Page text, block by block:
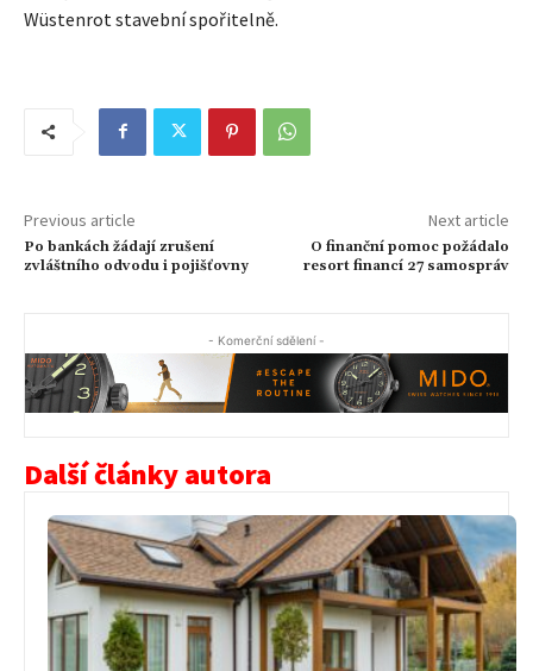
Wüstenrot stavební spořitelně.
Previous article
Po bankách žádají zrušení
zvláštního odvodu i pojišťovny
Next article
O finanční pomoc požádalo
resort financí 27 samospráv
- Komerční sdělení -
Další články autora